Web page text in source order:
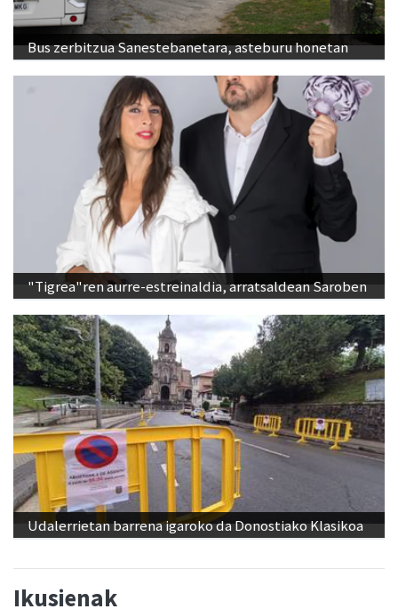
Bus zerbitzua Sanestebanetara, asteburu honetan
"Tigrea"ren aurre-estreinaldia, arratsaldean Saroben
Udalerrietan barrena igaroko da Donostiako Klasikoa
Ikusienak